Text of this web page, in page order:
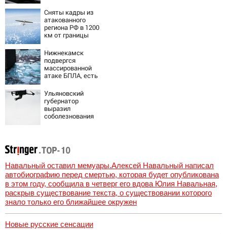
атаки БПЛА
Сняты кадры из
атакованного
региона РФ в 1200
км от границы
Нижнекамск
подвергся
массированной
атаке БПЛА, есть
Ульяновский
губернатор
выразил
соболезнования
Навальный оставил мемуары.Алексей Навальный написал
автобиографию перед смертью, которая будет опубликована
в этом году, сообщила в четверг его вдова Юлия Навальная,
раскрыв существование текста, о существовании которого
знало только его ближайшее окружен
Новые русские сенсации